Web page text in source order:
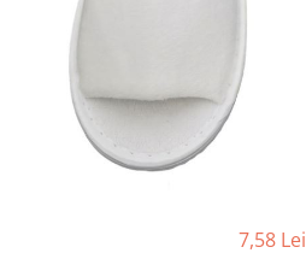
Gama de cosmetice hoteliere
Gama de cosmetice hoteliere Sense
Papuci hotel
7,58 Lei